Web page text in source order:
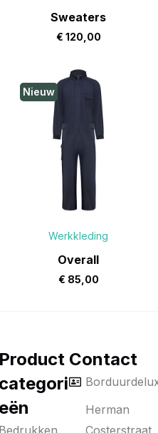
Sweaters
€ 120,00
Nieuw
Werkkleding
Overall
€ 85,00
Product
categori
eën
Bedrukken
Contact
Herman
Costerstraat